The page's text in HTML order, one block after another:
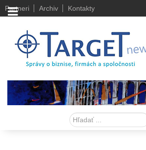
Partneri Archiv Kontakty
Hľadať